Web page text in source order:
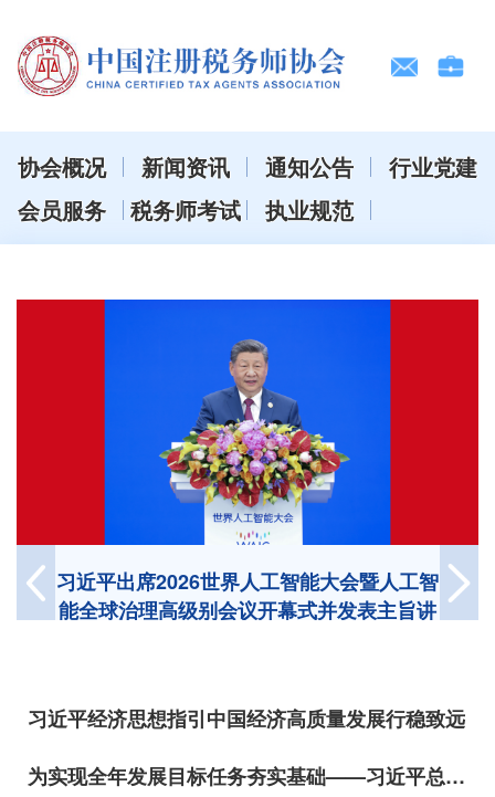
协会概况 新闻资讯 通知公告
行业党建
会员服务
税务师考试 执业规范
习近平出席2026世界人工智能大会暨人工智
能全球治理高级别会议开幕式并发表主旨讲
习近平经济思想指引中国经济高质量发展行稳致远
为实现全年发展目标任务夯实基础——习近平总书记引领“十五五”开局之年中国经济破浪前行